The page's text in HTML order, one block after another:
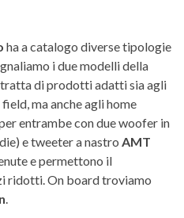
ha a catalogo diverse tipologie
i due modelli della
tratta di prodotti adatti sia agli
ma anche agli home
entrambe con due woofer in
e tweeter a nastro AMT
e permettono il
ridotti. On board troviamo